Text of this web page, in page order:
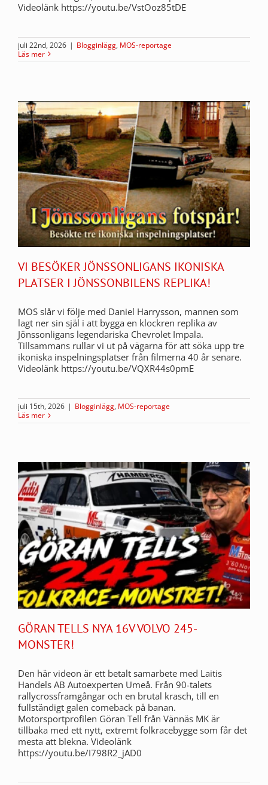
Videolänk https://youtu.be/VstOoz85tDE
juli 22nd, 2026 | Blogginlägg, MOS-reportage
Läs mer
VI BESÖKER JÖNSSONLIGANS IKONISKA
PLATSER I JÖNSSONBILENS REPLIKA!
MOS slår vi följe med Daniel Harrysson, mannen som
lagt ner sin själ i att bygga en klockren replika av
Jönssonligans legendariska Chevrolet Impala.
Tillsammans rullar vi ut på vägarna för att söka upp tre
ikoniska inspelningsplatser från filmerna 40 år senare.
Videolänk https://youtu.be/VQXR44s0pmE
juli 15th, 2026 | Blogginlägg, MOS-reportage
Läs mer
GÖRAN TELLS NYA 16V VOLVO 245-
MONSTER!
Den här videon är ett betalt samarbete med Laitis
Handels AB Autoexperten Umeå. Från 90-talets
rallycrossframgångar och en brutal krasch, till en
fullständigt galen comeback på banan.
Motorsportprofilen Göran Tell från Vännäs MK är
tillbaka med ett nytt, extremt folkracebygge som får det
mesta att blekna. Videolänk
https://youtu.be/I798R2_jAD0